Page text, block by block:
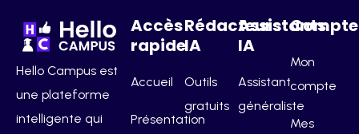
Hello Campus est
une plateforme
intelligente qui
Accès
rapide
Accueil
Présentation
Rédacteurs
IA
Outils
gratuits
Assistants
IA
Assistant
généraliste
Compte
Mon
compte
Mes